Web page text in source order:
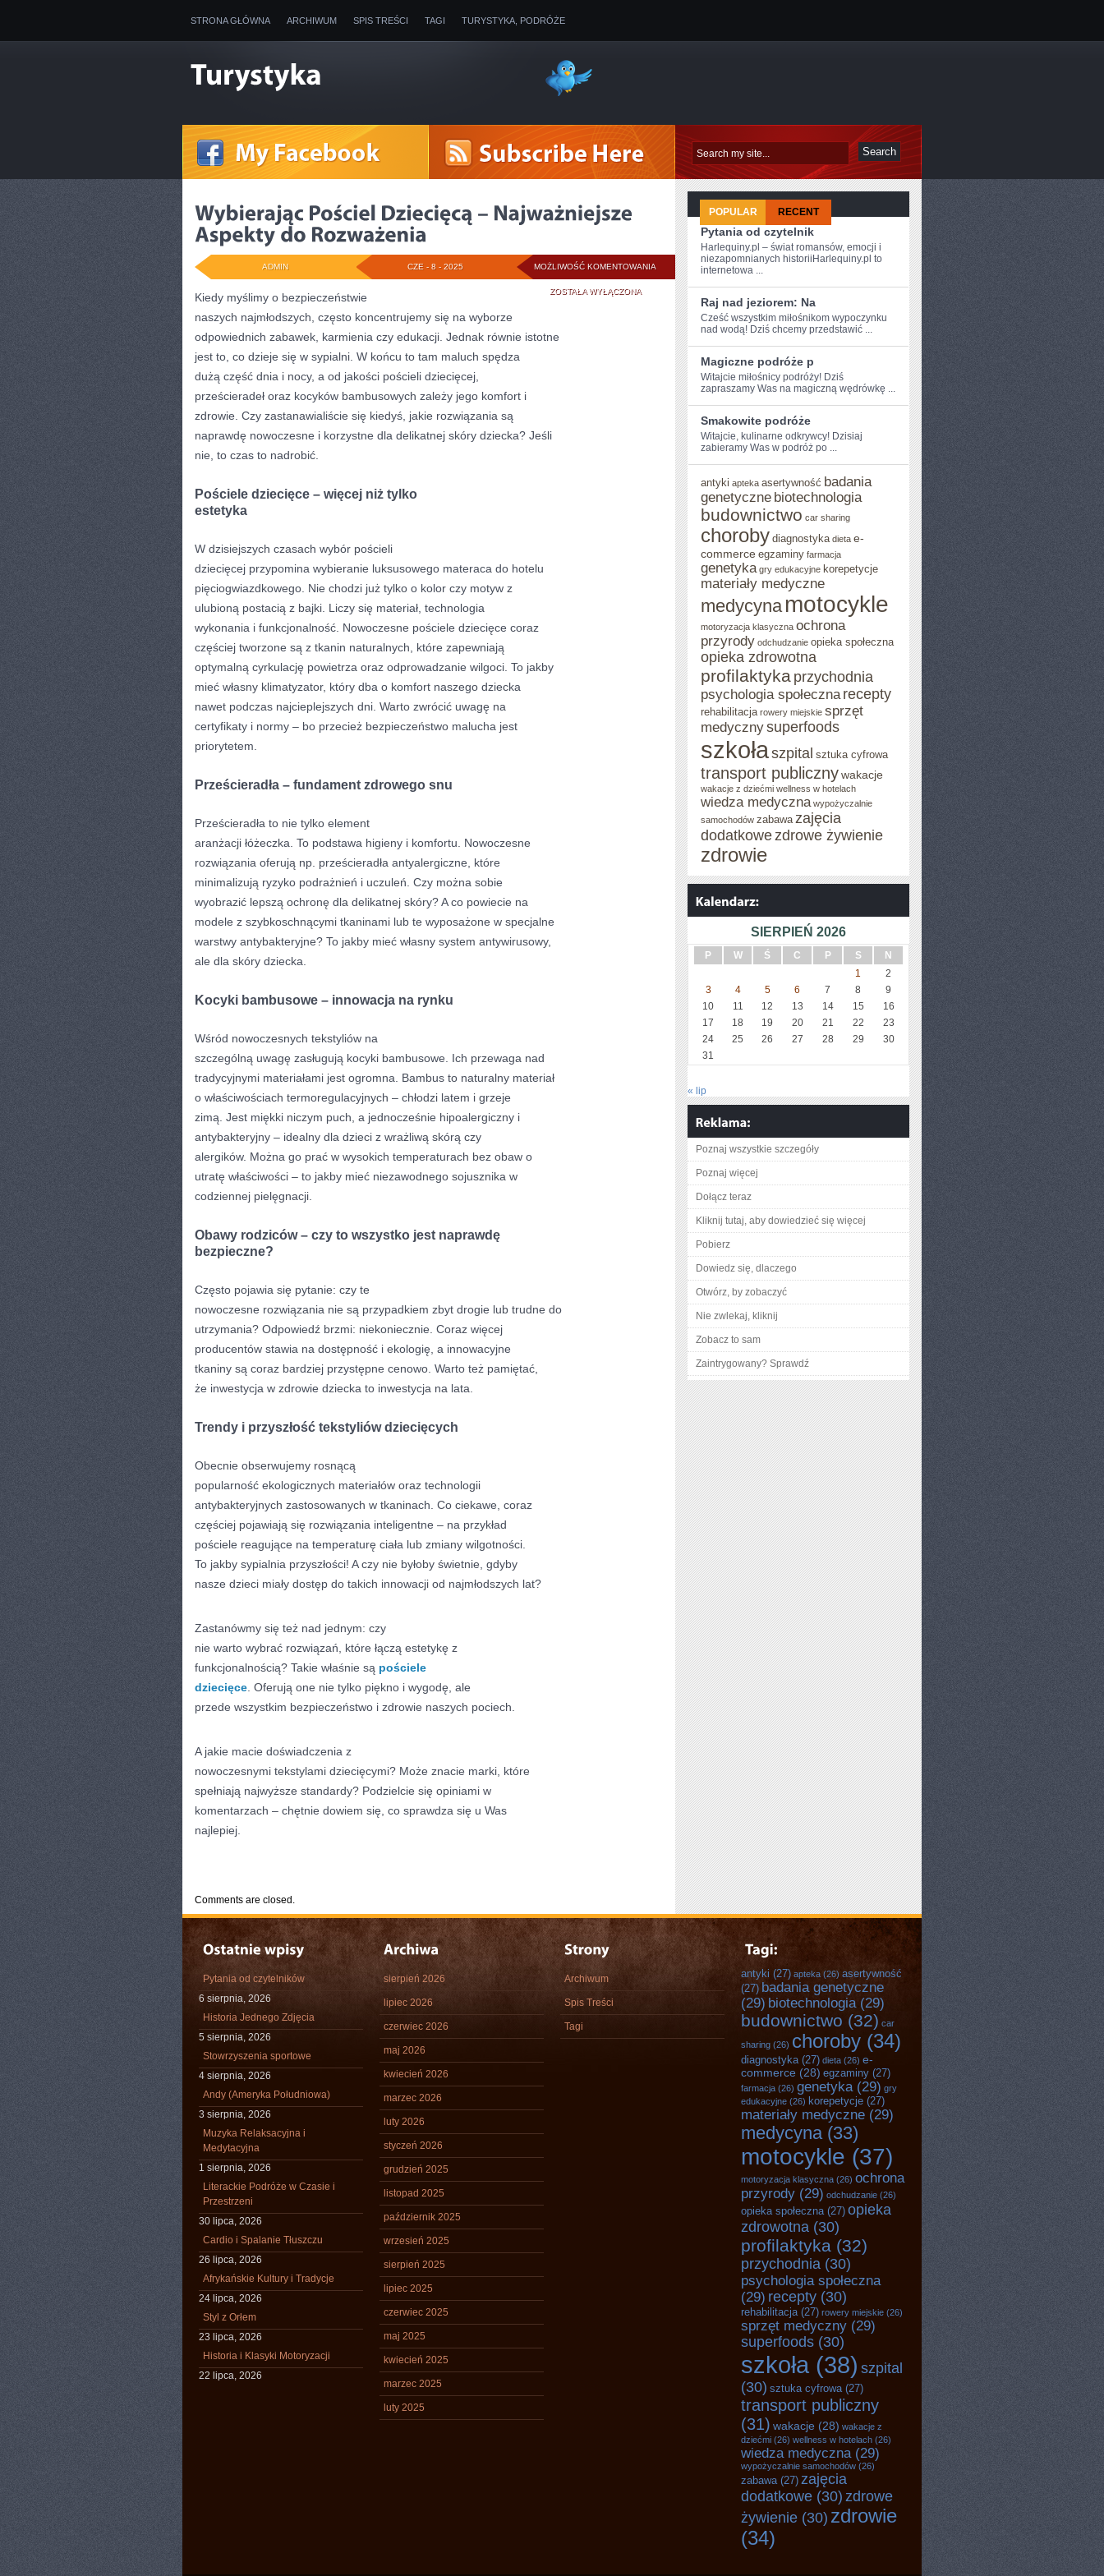
STRONA GŁÓWNA ARCHIWUM SPIS TREŚCI TAGI TURYSTYKA, PODRÓŻE
MOŻLIWOŚĆ KOMENTOWANIA WYBIERAJĄC
POŚCIEL
DZIECIĘCĄ
NAJWAŻNIEJSZE
ASPEKTY
ROZWAŻENIA
ZOSTAŁA WYŁĄCZONA
CZE - 8 - 2025
ADMIN
Kiedy myślimy o bezpieczeństwie
naszych najmłodszych, często koncentrujemy się na wyborze
odpowiednich zabawek, karmienia czy edukacji. Jednak równie istotne
jest to, co dzieje się w sypialni. W końcu to tam maluch spędza
dużą część dnia i nocy, a od jakości pościeli dziecięcej,
prześcieradeł oraz kocyków bambusowych zależy jego komfort i
zdrowie. Czy zastanawialiście się kiedyś, jakie rozwiązania są
naprawdę nowoczesne i korzystne dla delikatnej skóry dziecka? Jeśli
nie, to czas to nadrobić.
Pościele dziecięce – więcej niż tylko
estetyka
W dzisiejszych czasach wybór pościeli
dziecięcej przypomina wybieranie luksusowego materaca do hotelu
pięciogwiazdkowego. Nie chodzi już tylko o kolor czy motyw z
ulubioną postacią z bajki. Liczy się materiał, technologia
wykonania i funkcjonalność. Nowoczesne pościele dziecięce coraz
częściej tworzone są z tkanin naturalnych, które zapewniają
optymalną cyrkulację powietrza oraz odprowadzanie wilgoci. To jakby
mieć własny klimatyzator, który dba o komfort naszego dziecka
nawet podczas najcieplejszych dni. Warto zwrócić uwagę na
certyfikaty i normy – bo przecież bezpieczeństwo malucha jest
priorytetem.
Prześcieradła – fundament zdrowego snu
Prześcieradła to nie tylko element
aranżacji łóżeczka. To podstawa higieny i komfortu. Nowoczesne
rozwiązania oferują np. prześcieradła antyalergiczne, które
minimalizują ryzyko podrażnień i uczuleń. Czy można sobie
wyobrazić lepszą ochronę dla delikatnej skóry? A co powiecie na
modele z szybkoschnącymi tkaninami lub te wyposażone w specjalne
warstwy antybakteryjne? To jakby mieć własny system antywirusowy,
ale dla skóry dziecka.
Kocyki bambusowe – innowacja na rynku
Wśród nowoczesnych tekstyliów na
szczególną uwagę zasługują kocyki bambusowe. Ich przewaga nad
tradycyjnymi materiałami jest ogromna. Bambus to naturalny materiał
o właściwościach termoregulacyjnych – chłodzi latem i grzeje
zimą. Jest miękki niczym puch, a jednocześnie hipoalergiczny i
antybakteryjny – idealny dla dzieci z wrażliwą skórą czy
alergików. Można go prać w wysokich temperaturach bez obaw o
utratę właściwości – to jakby mieć niezawodnego sojusznika w
codziennej pielęgnacji.
Obawy rodziców – czy to wszystko jest naprawdę
bezpieczne?
Często pojawia się pytanie: czy te
nowoczesne rozwiązania nie są przypadkiem zbyt drogie lub trudne do
utrzymania? Odpowiedź brzmi: niekoniecznie. Coraz więcej
producentów stawia na dostępność i ekologię, a innowacyjne
tkaniny są coraz bardziej przystępne cenowo. Warto też pamiętać,
że inwestycja w zdrowie dziecka to inwestycja na lata.
Trendy i przyszłość tekstyliów dziecięcych
Obecnie obserwujemy rosnącą
popularność ekologicznych materiałów oraz technologii
antybakteryjnych zastosowanych w tkaninach. Co ciekawe, coraz
częściej pojawiają się rozwiązania inteligentne – na przykład
pościele reagujące na temperaturę ciała lub zmiany wilgotności.
To jakby sypialnia przyszłości! A czy nie byłoby świetnie, gdyby
nasze dzieci miały dostęp do takich innowacji od najmłodszych lat?
Zastanówmy się też nad jednym: czy
nie warto wybrać rozwiązań, które łączą estetykę z
funkcjonalnością? Takie właśnie są pościele
dziecięce . Oferują one nie tylko piękno i wygodę, ale
przede wszystkim bezpieczeństwo i zdrowie naszych pociech.
A jakie macie doświadczenia z
nowoczesnymi tekstylami dziecięcymi? Może znacie marki, które
spełniają najwyższe standardy? Podzielcie się opiniami w
komentarzach – chętnie dowiem się, co sprawdza się u Was
najlepiej.
Comments are closed.
POPULAR RECENT
Pytania od czytelnik
Harlequiny.pl – świat romansów, emocji i
niezapomnianych historiiHarlequiny.pl to
internetowa ...
Raj nad jeziorem: Na
Cześć wszystkim ⁤miłośnikom wypoczynku
nad wodą! Dziś⁣ chcemy przedstawić ...
Magiczne podróże p
Witajcie miłośnicy ​podróży! Dziś
zapraszamy Was na magiczną wędrówkę ...
Smakowite podróże
Witajcie, kulinarne​ odkrywcy! Dzisiaj
zabieramy Was w podróż po ...
antyki apteka asertywność badania
genetyczne biotechnologia
budownictwo car sharing
choroby diagnostyka dieta e-
commerce egzaminy farmacja
genetyka gry edukacyjne korepetycje
materiały medyczne
medycyna motocykle
motoryzacja klasyczna ochrona
przyrody odchudzanie opieka społeczna
opieka zdrowotna
profilaktyka przychodnia
psychologia społeczna recepty
rehabilitacja rowery miejskie sprzęt
medycznysuperfoods
szkołaszpital sztuka cyfrowa
transport publicznywakacje
wakacje z dziećmi wellness w hotelach
wiedza medyczna wypożyczalnie
samochodów zabawa zajęcia
dodatkowezdrowe żywienie
zdrowie
SIERPIEŃ 2026
P W Ś C P S
N
1
2
3
4 5 6 7 8
9
10
11 12 13 14 15
16
17
18 19 20 21 22
23
24
25 26 27 28 29
30
31
« lip
Poznaj wszystkie szczegóły
Poznaj więcej
Dołącz teraz
Kliknij tutaj, aby dowiedzieć się więcej
Pobierz
Dowiedz się, dlaczego
Otwórz, by zobaczyć
Nie zwlekaj, kliknij
Zobacz to sam
Zaintrygowany? Sprawdź
Pytania od czytelników
6 sierpnia, 2026
Historia Jednego Zdjęcia
5 sierpnia, 2026
Stowrzyszenia sportowe
4 sierpnia, 2026
Andy (Ameryka Południowa)
3 sierpnia, 2026
Muzyka Relaksacyjna i
Medytacyjna
1 sierpnia, 2026
Literackie Podróże w Czasie i
Przestrzeni
30 lipca, 2026
Cardio i Spalanie Tłuszczu
26 lipca, 2026
Afrykańskie Kultury i Tradycje
24 lipca, 2026
Styl z Orłem
23 lipca, 2026
Historia i Klasyki Motoryzacji
22 lipca, 2026
sierpień 2026
lipiec 2026
czerwiec 2026
maj 2026
kwiecień 2026
marzec 2026
luty 2026
styczeń 2026
grudzień 2025
listopad 2025
październik 2025
wrzesień 2025
sierpień 2025
lipiec 2025
czerwiec 2025
maj 2025
kwiecień 2025
marzec 2025
luty 2025
Archiwum
Spis Treści
Tagi
antyki (27) apteka (26) asertywność
(27) badania genetyczne
(29) biotechnologia (29)
budownictwo (32) car
sharing (26) choroby (34)
diagnostyka(27) dieta (26) e-
commerce (28) egzaminy (27)
farmacja (26) genetyka (29) gry
edukacyjne (26) korepetycje (27)
materiały medyczne (29)
medycyna(33)
motocykle (37)
motoryzacja klasyczna (26) ochrona
przyrody (29) odchudzanie (26)
opieka społeczna(27) opieka
zdrowotna (30)
profilaktyka (32)
przychodnia (30)
psychologia społeczna
(29) recepty (30)
rehabilitacja(27) rowery miejskie (26)
sprzęt medyczny (29)
superfoods (30)
szkoła (38) szpital
(30) sztuka cyfrowa(27)
transport publiczny
(31) wakacje (28) wakacje z
dziećmi (26) wellness w hotelach (26)
wiedza medyczna (29)
wypożyczalnie samochodów (26)
zabawa(27) zajęcia
dodatkowe (30) zdrowe
żywienie (30) zdrowie
(34)